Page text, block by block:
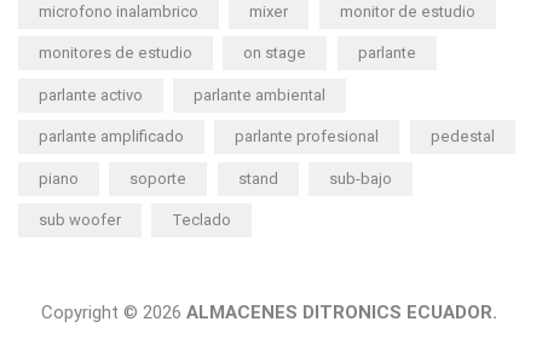
microfono inalambrico mixer monitor de estudio
monitores de estudio on stage parlante
parlante activo parlante ambiental
parlante amplificado parlante profesional pedestal
piano soporte stand sub-bajo
sub woofer Teclado
Copyright © 2026 ALMACENES DITRONICS ECUADOR.